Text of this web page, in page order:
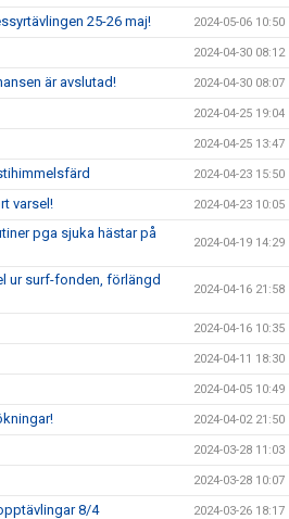
25-26 maj! 2024-05-06 10:50
2024-04-30 08:12
är avslutad! 2024-04-30 08:07
2024-04-25 19:04
2024-04-25 13:47
2024-04-23 15:50
varsel! 2024-04-23 10:05
pga sjuka hästar på
2024-04-19 14:29
ur surf-fonden, förlängd
2024-04-16 21:58
2024-04-16 10:35
2024-04-11 18:30
2024-04-05 10:49
2024-04-02 21:50
2024-03-28 11:03
2024-03-28 10:07
8/4 2024-03-26 18:17